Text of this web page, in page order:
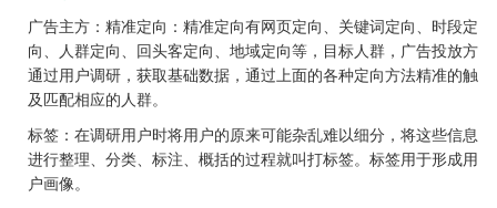
广告主方：精准定向：精准定向有网页定向、关键词定向、时段定
向、人群定向、回头客定向、地域定向等，目标人群，广告投放方
通过用户调研，获取基础数据，通过上面的各种定向方法精准的触
及匹配相应的人群。
标签： 在调研用户时将用户的原来可能杂乱难以细分，将这些信息
进行整理、分类、标注、概括的过程就叫打标签。标签用于形成用
户画像。